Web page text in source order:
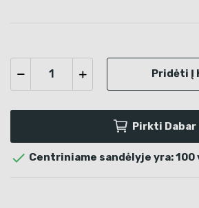
Pridėti Į
Pirkti Dabar
 Centriniame sandėlyje yra: 100